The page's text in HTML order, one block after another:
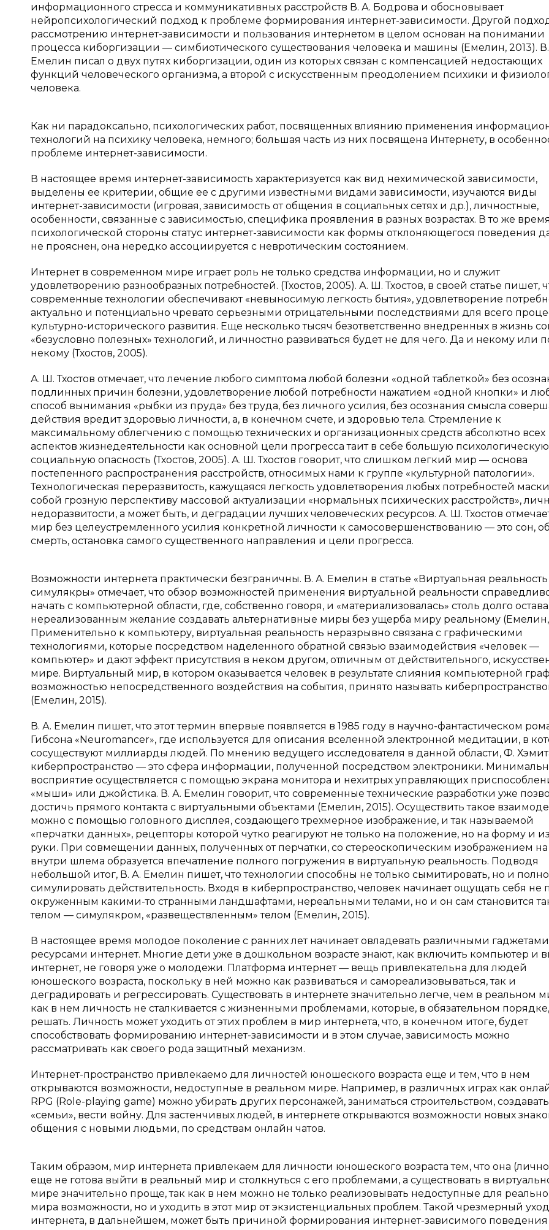
информационного стресса и коммуникативных расстройств В. А. Бодрова и обосновывает
нейропсихологический подход к проблеме формирования интернет-зависимости. Другой
рассмотрению интернет-зависимости и пользования интернетом в целом основан на понимании
процесса киборгизации — симбиотического существования человека и машины (Емелин, 2013).
Емелин писал о двух путях киборгизации, один из которых связан с компенсацией недостающих
функций человеческого организма, а второй с искусственным преодолением психики и
человека.
Как ни парадоксально, психологических работ, посвященных влиянию применения
технологий на психику человека, немного; большая часть из них посвящена Интернету, в
проблеме интернет-зависимости.
В настоящее время интернет-зависимость характеризуется как вид нехимической зависимости,
выделены ее критерии, общие ее с другими известными видами зависимости, изучаются виды
интернет-зависимости (игровая, зависимость от общения в социальных сетях и др.), личностные,
особенности, связанные с зависимостью, специфика проявления в разных возрастах. В то же
психологической стороны статус интернет-зависимости как формы отклоняющегося поведения
не прояснен, она нередко ассоциируется с невротическим состоянием.
Интернет в современном мире играет роль не только средства информации, но и служит
удовлетворению разнообразных потребностей. (Тхостов, 2005). А. Ш. Тхостов, в своей статье пишет,
современные технологии обеспечивают «невыносимую легкость бытия», удовлетворение
актуально и потенциально чревато серьезными отрицательными последствиями для всего
культурно-исторического развития. Еще несколько тысяч безответственно внедренных в жизнь
«безусловно полезных» технологий, и личностно развиваться будет не для чего. Да и некому или
некому (Тхостов, 2005).
А. Ш. Тхостов отмечает, что лечение любого симптома любой болезни «одной таблеткой» без
подлинных причин болезни, удовлетворение любой потребности нажатием «одной кнопки» и
способ вынимания «рыбки из пруда» без труда, без личного усилия, без осознания смысла
действия вредит здоровью личности, а, в конечном счете, и здоровью тела. Стремление к
максимальному облегчению с помощью технических и организационных средств абсолютно всех
аспектов жизнедеятельности как основной цели прогресса таит в себе большую
социальную опасность (Тхостов, 2005). А. Ш. Тхостов говорит, что слишком легкий мир — основа
постепенного распространения расстройств, относимых нами к группе «культурной патологии».
Технологическая переразвитость, кажущаяся легкость удовлетворения любых потребностей
собой грозную перспективу массовой актуализации «нормальных психических расстройств»,
недоразвитости, а может быть, и деградации лучших человеческих ресурсов. А. Ш. Тхостов
мир без целеустремленного усилия конкретной личности к самосовершенствованию — это сон,
смерть, остановка самого существенного направления и цели прогресса.
Возможности интернета практически безграничны. В. А. Емелин в статье «Виртуальная
симулякры» отмечает, что обзор возможностей применения виртуальной реальности
начать с компьютерной области, где, собственно говоря, и «материализовалась» столь долго
нереализованным желание создавать альтернативные миры без ущерба миру реальному (Емелин,
Применительно к компьютеру, виртуальная реальность неразрывно связана с графическими
технологиями, которые посредством наделенного обратной связью взаимодействия «человек —
компьютер» и дают эффект присутствия в неком другом, отличным от действительного,
мире. Виртуальный мир, в котором оказывается человек в результате слияния компьютерной
возможностью непосредственного воздействия на события, принято называть
(Емелин, 2015).
В. А. Емелин пишет, что этот термин впервые появляется в 1985 году в научно-фантастическом
Гибсона «Neuromancer», где используется для описания вселенной электронной медитации, в
сосуществуют миллиарды людей. По мнению ведущего исследователя в данной области, Ф.
киберпространство — это сфера информации, полученной посредством электроники.
восприятие осуществляется с помощью экрана монитора и нехитрых управляющих
«мыши» или джойстика. В. А. Емелин говорит, что современные технические разработки уже
достичь прямого контакта с виртуальными объектами (Емелин, 2015). Осуществить такое
можно с помощью головного дисплея, создающего трехмерное изображение, и так называемой
«перчатки данных», рецепторы которой чутко реагируют не только на положение, но на форму и
руки. При совмещении данных, полученных от перчатки, со стереоскопическим изображением на
внутри шлема образуется впечатление полного погружения в виртуальную реальность. Подводя
небольшой итог, В. А. Емелин пишет, что технологии способны не только сымитировать, но и
симулировать действительность. Входя в киберпространство, человек начинает ощущать себя не
окруженным какими-то странными ландшафтами, нереальными телами, но и он сам становится
телом — симулякром, «развеществленным» телом (Емелин, 2015).
В настоящее время молодое поколение с ранних лет начинает овладевать различными
ресурсами интернет. Многие дети уже в дошкольном возрасте знают, как включить компьютер и
интернет, не говоря уже о молодежи. Платформа интернет — вещь привлекательна для людей
юношеского возраста, поскольку в ней можно как развиваться и самореализовываться, так и
деградировать и регрессировать. Существовать в интернете значительно легче, чем в реальном
как в нем личность не сталкивается с жизненными проблемами, которые, в обязательном
решать. Личность может уходить от этих проблем в мир интернета, что, в конечном итоге, будет
способствовать формированию интернет-зависимости и в этом случае, зависимость можно
рассматривать как своего рода защитный механизм.
Интернет-пространство привлекаемо для личностей юношеского возраста еще и тем, что в нем
открываются возможности, недоступные в реальном мире. Например, в различных играх как
RPG (Role-playing game) можно убирать других персонажей, заниматься строительством, создавать
«семьи», вести войну. Для застенчивых людей, в интернете открываются возможности новых
общения с новыми людьми, по средствам онлайн чатов.
Таким образом, мир интернета привлекаем для личности юношеского возраста тем, что она
еще не готова выйти в реальный мир и столкнуться с его проблемами, а существовать в
мире значительно проще, так как в нем можно не только реализовывать недоступные для
мира возможности, но и уходить в этот мир от экзистенциальных проблем. Такой чрезмерный
интернета, в дальнейшем, может быть причиной формирования интернет-зависимого поведения